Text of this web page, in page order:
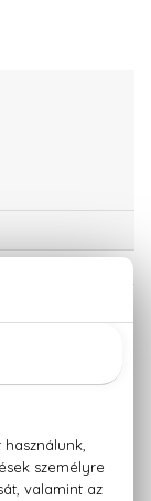
50 ml